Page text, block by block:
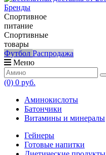
Бренды
Спортивное
питание
Спортивные
товары
Футбол Распродажа
Меню
(0) 0 руб.
Аминокислоты
Батончики
Витамины и минералы
Гейнеры
Готовые напитки